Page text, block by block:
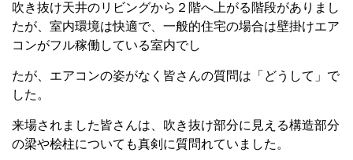
吹き抜け天井のリビングから２階へ上がる階段がありまし
たが、室内環境は快適で、一般的住宅の場合は壁掛けエア
コンがフル稼働している室内でし
たが、エアコンの姿がなく皆さんの質問は「どうして」で
した。
来場されました皆さんは、吹き抜け部分に見える構造部分
の梁や桧柱についても真剣に質問れていました。